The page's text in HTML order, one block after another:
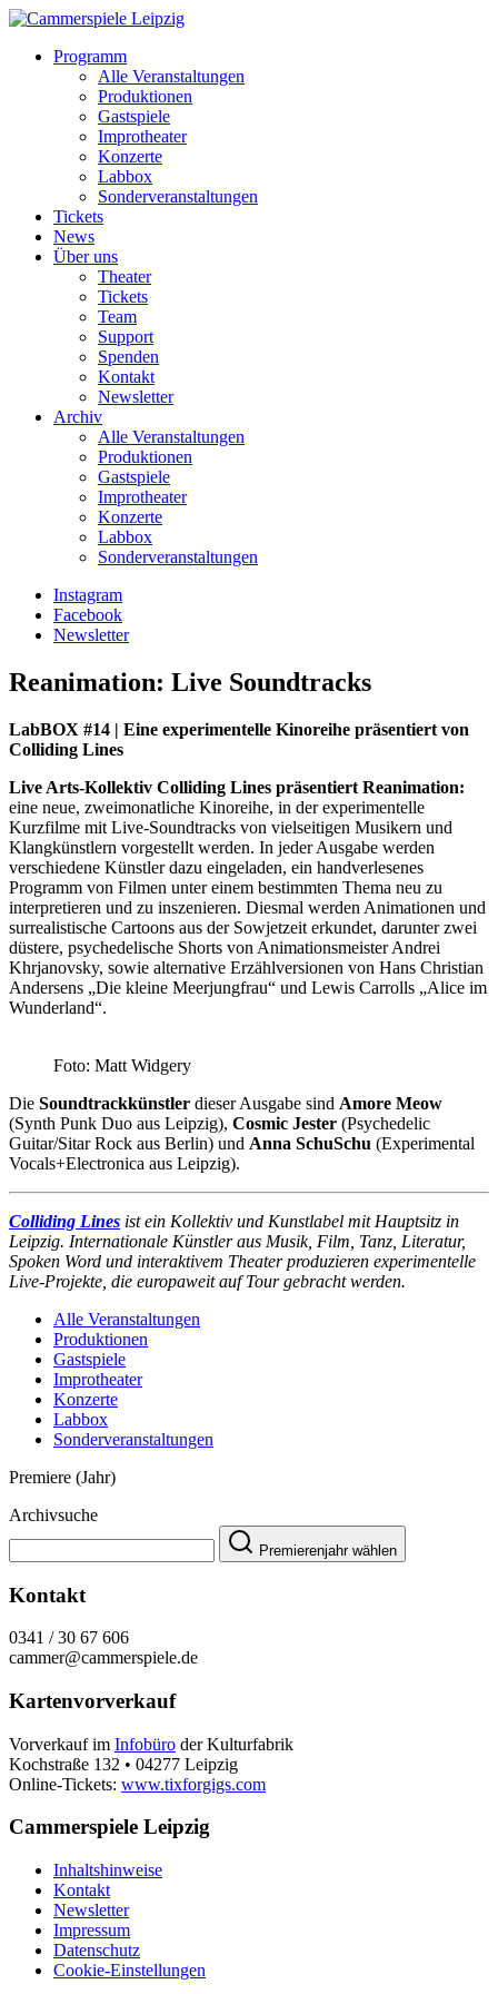
Programm
Alle Veranstaltungen
Produktionen
Gastspiele
Improtheater
Konzerte
Labbox
Sonderveranstaltungen
Tickets
News
Über uns
Theater
Tickets
Team
Support
Spenden
Kontakt
Newsletter
Archiv
Alle Veranstaltungen
Produktionen
Gastspiele
Improtheater
Konzerte
Labbox
Sonderveranstaltungen
Instagram
Facebook
Newsletter
Reanimation: Live Soundtracks
LabBOX #14 | Eine experimentelle Kinoreihe präsentiert von
Colliding Lines
Live Arts-Kollektiv Colliding Lines präsentiert Reanimation:
eine neue, zweimonatliche Kinoreihe, in der experimentelle
Kurzfilme mit Live-Soundtracks von vielseitigen Musikern und
Klangkünstlern vorgestellt werden. In jeder Ausgabe werden
verschiedene Künstler dazu eingeladen, ein handverlesenes
Programm von Filmen unter einem bestimmten Thema neu zu
interpretieren und zu inszenieren. Diesmal werden Animationen und
surrealistische Cartoons aus der Sowjetzeit erkundet, darunter zwei
düstere, psychedelische Shorts von Animationsmeister Andrei
Khrjanovsky, sowie alternative Erzählversionen von Hans Christian
Andersens „Die kleine Meerjungfrau“ und Lewis Carrolls „Alice im
Wunderland“.
Foto: Matt Widgery
Die Soundtrackkünstler dieser Ausgabe sind Amore Meow
(Synth Punk Duo aus Leipzig), Cosmic Jester (Psychedelic
Guitar/Sitar Rock aus Berlin) und Anna SchuSchu (Experimental
Vocals+Electronica aus Leipzig).
Colliding Lines ist ein Kollektiv und Kunstlabel mit Hauptsitz in
Leipzig. Internationale Künstler aus Musik, Film, Tanz, Literatur,
Spoken Word und interaktivem Theater produzieren experimentelle
Live-Projekte, die europaweit auf Tour gebracht werden.
Alle Veranstaltungen
Produktionen
Gastspiele
Improtheater
Konzerte
Labbox
Sonderveranstaltungen
Premiere (Jahr)
Archivsuche
Premierenjahr wählen
Kontakt
0341 / 30 67 606
cammer@cammerspiele.de
Kartenvorverkauf
Vorverkauf im Infobüro der Kulturfabrik
Kochstraße 132 • 04277 Leipzig
Online-Tickets: www.tixforgigs.com
Cammerspiele Leipzig
Inhaltshinweise
Kontakt
Newsletter
Impressum
Datenschutz
Cookie-Einstellungen